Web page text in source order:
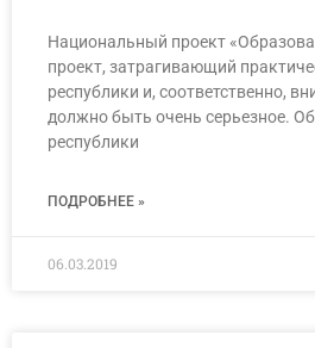
Национальный проект
проект, затрагивающий
республики и, соответственно,
должно быть очень серьезное.
республики
ПОДРОБНЕЕ »
06.03.2019